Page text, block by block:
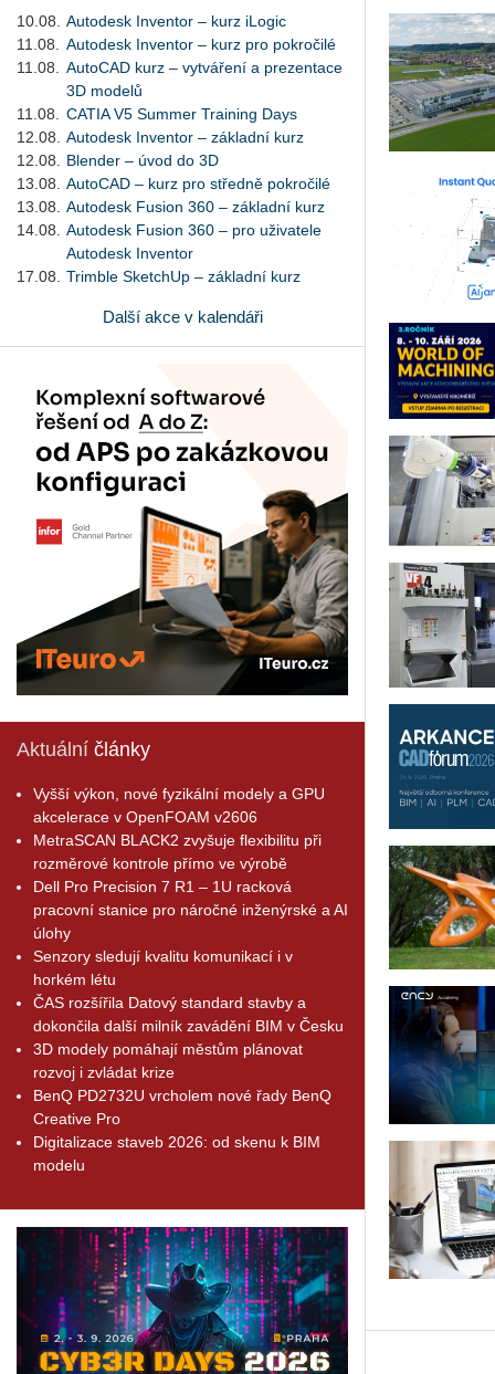
10.08.
Autodesk Inventor – kurz iLogic
11.08.
Autodesk Inventor – kurz pro pokročilé
11.08.
AutoCAD kurz – vytváření a prezentace
3D modelů
11.08.
CATIA V5 Summer Training Days
12.08.
Autodesk Inventor – základní kurz
12.08.
Blender – úvod do 3D
13.08.
AutoCAD – kurz pro středně pokročilé
13.08.
Autodesk Fusion 360 – základní kurz
14.08.
Autodesk Fusion 360 – pro uživatele
Autodesk Inventor
17.08.
Trimble SketchUp – základní kurz
Další akce v kalendáři
Aktuální články
Vyšší výkon, nové fyzikální modely a GPU
akcelerace v OpenFOAM v2606
MetraSCAN BLACK2 zvyšuje flexibilitu při
rozměrové kontrole přímo ve výrobě
Dell Pro Precision 7 R1 – 1U racková
pracovní stanice pro náročné inženýrské a AI
úlohy
Senzory sledují kvalitu komunikací i v
horkém létu
ČAS rozšířila Datový standard stavby a
dokončila další milník zavádění BIM v Česku
3D modely pomáhají městům plánovat
rozvoj i zvládat krize
BenQ PD2732U vrcholem nové řady BenQ
Creative Pro
Digitalizace staveb 2026: od skenu k BIM
modelu